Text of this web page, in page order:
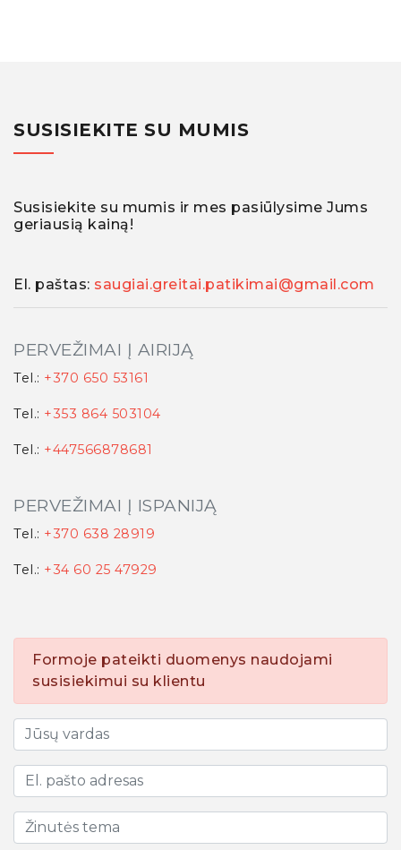
SUSISIEKITE SU MUMIS
Susisiekite su mumis ir mes pasiūlysime Jums
geriausią kainą!
El. paštas: saugiai.greitai.patikimai@gmail.com
PERVEŽIMAI Į AIRIJĄ
Tel.: +370 650 53161
Tel.: +353 864 503104
Tel.: +447566878681
PERVEŽIMAI Į ISPANIJĄ
Tel.: +370 638 28919
Tel.: +34 60 25 47929
Formoje pateikti duomenys naudojami
susisiekimui su klientu